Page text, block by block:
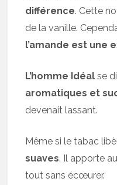
différence. Cette
de la vanille.
l’amande est une
L’homme Idéal se
aromatiques et
devenait lassant.
Même si le tabac
suaves. Il apporte
tout sans écœurer.